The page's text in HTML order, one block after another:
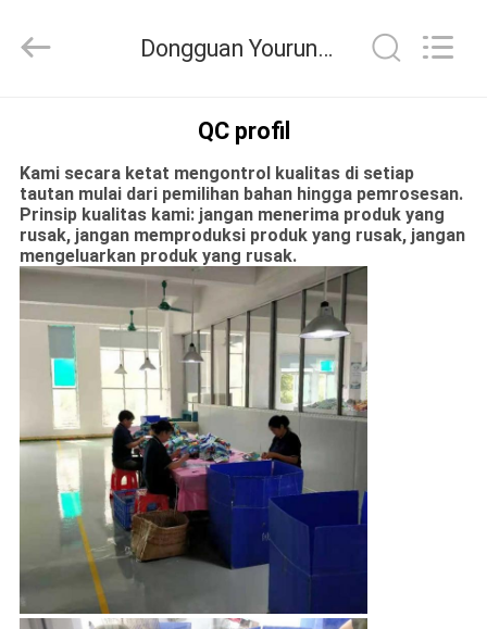
PRODUK
TENTANG
KAMI
TUR
PABRIK
KONTROL
KUALITAS
HUBUNGI
KAMI
Dongguan Yourun Toys Co., Ltd Kontrol kualitas
QC profil
Kami secara ketat mengontrol kualitas di setiap
tautan mulai dari pemilihan bahan hingga pemrosesan.
Prinsip kualitas kami: jangan menerima produk yang
rusak, jangan memproduksi produk yang rusak, jangan
mengeluarkan produk yang rusak.